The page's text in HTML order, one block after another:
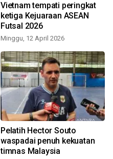
Vietnam tempati peringkat
ketiga Kejuaraan ASEAN
Futsal 2026
Minggu, 12 April 2026
Pelatih Hector Souto
waspadai penuh kekuatan
timnas Malaysia